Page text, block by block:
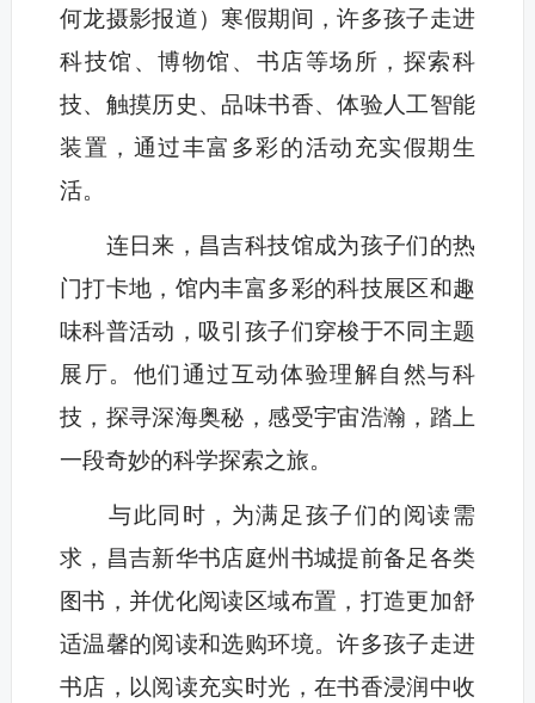
何龙摄影报道）寒假期间，许多孩子走进
科技馆、博物馆、 书店等场所，探索科
技、触摸历史、品味书香、体验人工智能
装置， 通过丰富多彩的活动充实假期生
活。
连日来，昌吉科技馆成为孩子们的热
门打卡地，馆内丰富多彩的科技展区和趣
味科普活动，吸引孩子们穿梭于不同主题
展厅。 他们通过互动体验理解自然与科
技，探寻深海奥秘，感受宇宙浩瀚，踏上
一段奇妙的科学探索之旅。
与此同时，为满足孩子们的阅读需
求，昌吉新华书店庭州书城提前备足各类
图书， 并优化阅读区域布置，打造更加舒
适温馨的阅读和选购环境。许多孩子走进
书店，以阅读充实时光，在书香浸润中收